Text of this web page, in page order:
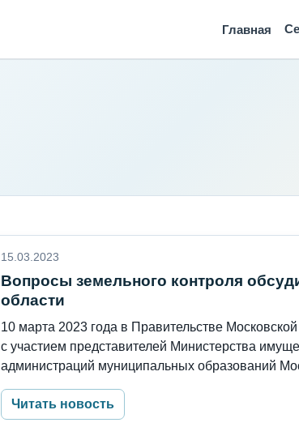
Главная
15.03.2023
Вопросы земельного контроля
области
10 марта 2023 года в Правительстве
с участием представителей Министерства
администраций муниципальных образований
Читать новость